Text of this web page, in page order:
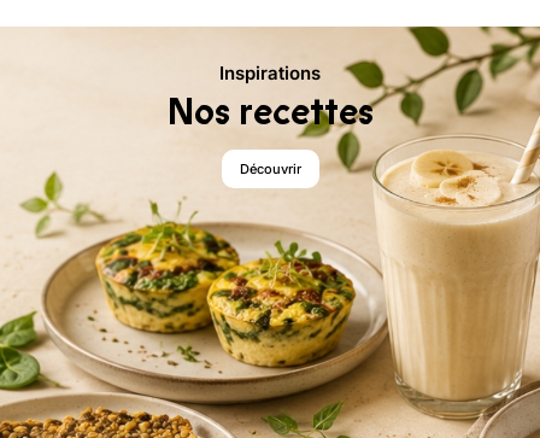
Inspirations
Nos recettes
Découvrir